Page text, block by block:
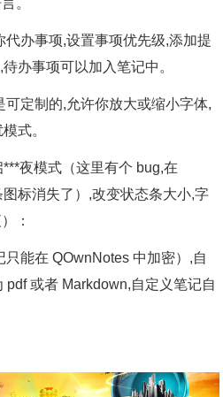
。
办事项,设置事项优先级,添加提
办事项可以加入笔记中。
定制的,允许你放大或缩小字体,
式。
夜模式（这里有个 bug,在
标消失了）,改变状态条大小,字
：
能在 QOwnNotes 中加密）,自
pdf 或者 Markdown,自定义笔记自